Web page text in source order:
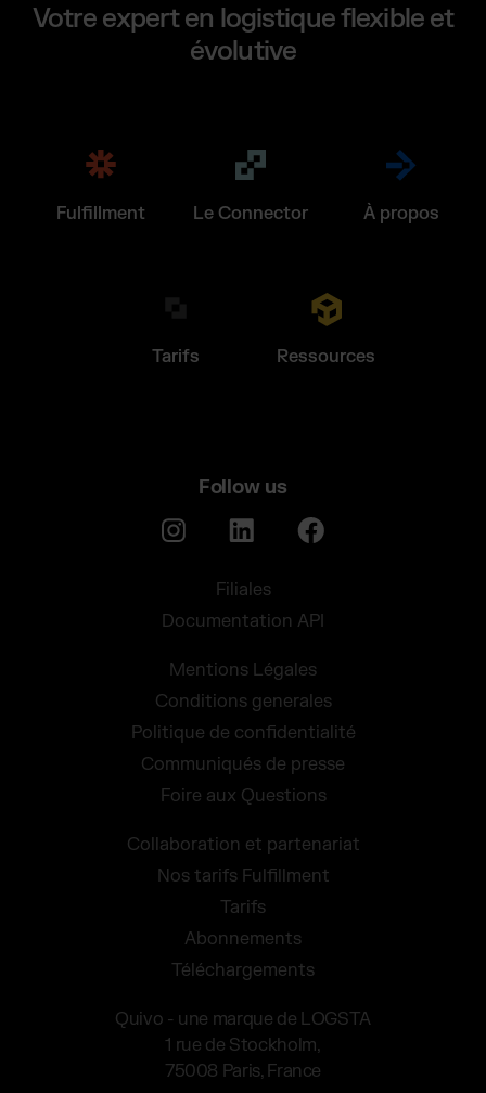
Votre expert en logistique flexible et
évolutive
Fulfillment Le Connector À propos
Tarifs Ressources
Follow us
Filiales
Documentation API
Mentions Légales
Conditions generales
Politique de confidentialité
Communiqués de presse
Foire aux Questions
Collaboration et partenariat
Nos tarifs Fulfillment
Tarifs
Abonnements
Téléchargements
Quivo - une marque de LOGSTA
1 rue de Stockholm,
75008 Paris, France